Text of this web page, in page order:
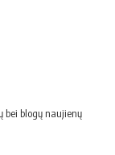
bei blogų naujienų